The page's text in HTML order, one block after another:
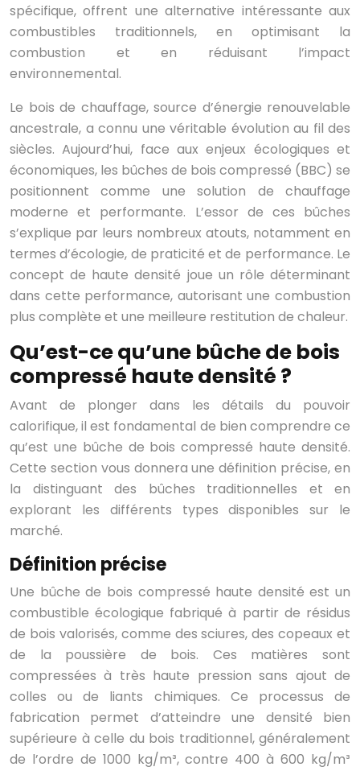
spécifique, offrent une alternative intéressante aux
combustibles traditionnels, en optimisant la
combustion et en réduisant l’impact
environnemental.
Le bois de chauffage, source d’énergie renouvelable
ancestrale, a connu une véritable évolution au fil des
siècles. Aujourd’hui, face aux enjeux écologiques et
économiques, les bûches de bois compressé (BBC) se
positionnent comme une solution de chauffage
moderne et performante. L’essor de ces bûches
s’explique par leurs nombreux atouts, notamment en
termes d’écologie, de praticité et de performance. Le
concept de haute densité joue un rôle déterminant
dans cette performance, autorisant une combustion
plus complète et une meilleure restitution de chaleur.
Qu’est-ce qu’une bûche de bois
compressé haute densité ?
Avant de plonger dans les détails du pouvoir
calorifique, il est fondamental de bien comprendre ce
qu’est une bûche de bois compressé haute densité.
Cette section vous donnera une définition précise, en
la distinguant des bûches traditionnelles et en
explorant les différents types disponibles sur le
marché.
Définition précise
Une bûche de bois compressé haute densité est un
combustible écologique fabriqué à partir de résidus
de bois valorisés, comme des sciures, des copeaux et
de la poussière de bois. Ces matières sont
compressées à très haute pression sans ajout de
colles ou de liants chimiques. Ce processus de
fabrication permet d’atteindre une densité bien
supérieure à celle du bois traditionnel, généralement
de l’ordre de 1000 kg/m³, contre 400 à 600 kg/m³